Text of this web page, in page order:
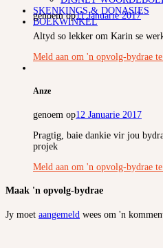
SKENKINGS & DONASIES
BOEKWINKEL
genoem op11 Januarie 2017
Altyd so lekker om Karin se
Meld aan om 'n opvolg-bydrae
Anze
genoem op12 Januarie 2017
Pragtig, baie dankie vir jou
projek
Meld aan om 'n opvolg-bydrae
Maak 'n opvolg-bydrae
Jy moet aangemeld wees om 'n